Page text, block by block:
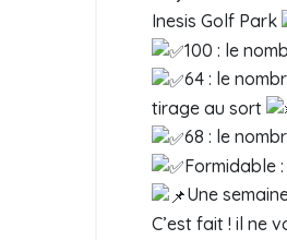
Inesis Golf Park
100 : le
64 : le
tirage au sort
68 : le
Formidable
Une
C’est fait ! il ne